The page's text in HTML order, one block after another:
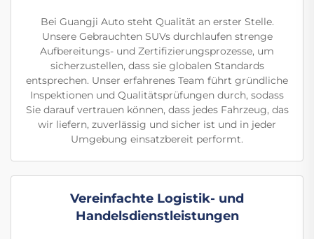
Bei Guangji Auto steht Qualität an erster Stelle.
Unsere Gebrauchten SUVs durchlaufen strenge
Aufbereitungs- und Zertifizierungsprozesse, um
sicherzustellen, dass sie globalen Standards
entsprechen. Unser erfahrenes Team führt gründliche
Inspektionen und Qualitätsprüfungen durch, sodass
Sie darauf vertrauen können, dass jedes Fahrzeug, das
wir liefern, zuverlässig und sicher ist und in jeder
Umgebung einsatzbereit performt.
Vereinfachte Logistik- und
Handelsdienstleistungen